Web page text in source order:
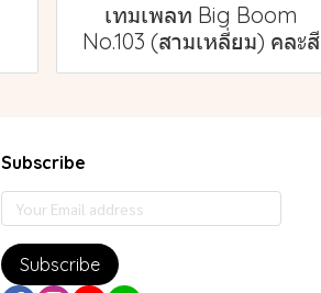
เทมเพลท Big Boom
No.103 (สามเหลี่ยม) คละสี
Subscribe
Subscribe